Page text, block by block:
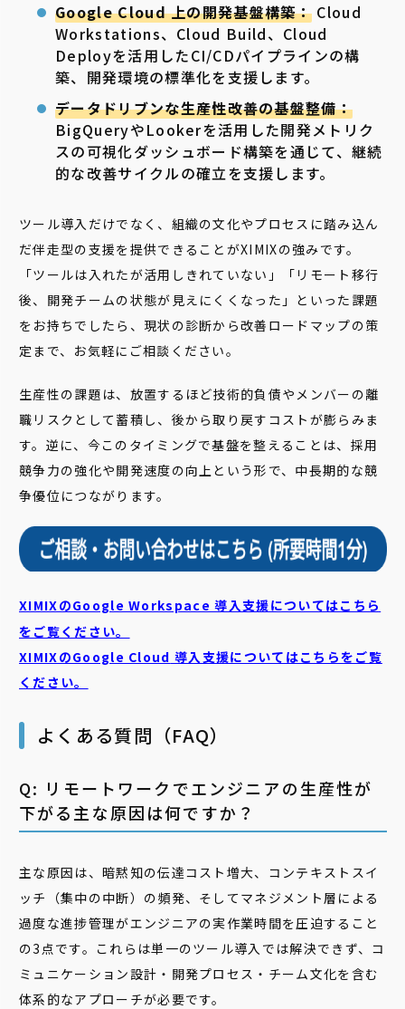
Google Cloud 上の開発基盤構築： Cloud
Workstations、Cloud Build、Cloud
Deployを活用したCI/CDパイプラインの構
築、開発環境の標準化を支援します。
データドリブンな生産性改善の基盤整備：
BigQueryやLookerを活用した開発メトリク
スの可視化ダッシュボード構築を通じて、継続
的な改善サイクルの確立を支援します。
ツール導入だけでなく、組織の文化やプロセスに踏み込ん
だ伴走型の支援を提供できることがXIMIXの強みです。
「ツールは入れたが活用しきれていない」「リモート移行
後、開発チームの状態が見えにくくなった」といった課題
をお持ちでしたら、現状の診断から改善ロードマップの策
定まで、お気軽にご相談ください。
生産性の課題は、放置するほど技術的負債やメンバーの離
職リスクとして蓄積し、後から取り戻すコストが膨らみま
す。逆に、今このタイミングで基盤を整えることは、採用
競争力の強化や開発速度の向上という形で、中長期的な競
争優位につながります。
XIMIXのGoogle Workspace 導入支援についてはこちら
をご覧ください。
XIMIXのGoogle Cloud 導入支援についてはこちらをご覧
ください。
よくある質問（FAQ）
Q: リモートワークでエンジニアの生産性が
下がる主な原因は何ですか？
主な原因は、暗黙知の伝達コスト増大、コンテキストスイ
ッチ（集中の中断）の頻発、そしてマネジメント層による
過度な進捗管理がエンジニアの実作業時間を圧迫すること
の3点です。これらは単一のツール導入では解決できず、コ
ミュニケーション設計・開発プロセス・チーム文化を含む
体系的なアプローチが必要です。